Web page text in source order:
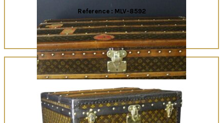
Reference : MLV-8592